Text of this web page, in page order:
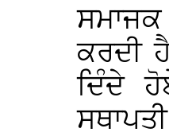
ਕਰਦੀ
ਦਿੰਦੇ